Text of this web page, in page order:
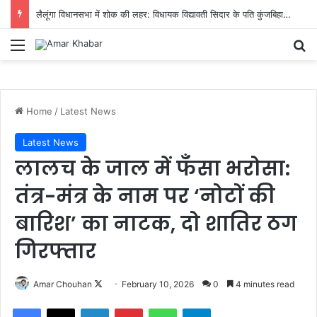
लैलूंगा विधानसभा में शोक की लहर: विधायक विद्यावती सिदार के पति कुंजबिहारी सिदार का आकस्मिक निधन
Menu
Home / Latest News
Latest News
लालच के जाल में फँसा भरोसा:
तंत्र-मंत्र के नाम पर ‘नोटों की
बारिश’ का नाटक, दो शातिर ठग
गिरफ्तार
Amar Chouhan
FollowFebruary 10, 2026 0 4 minutes read
Facebook
X LinkedInPinterestWhatsAppTelegram